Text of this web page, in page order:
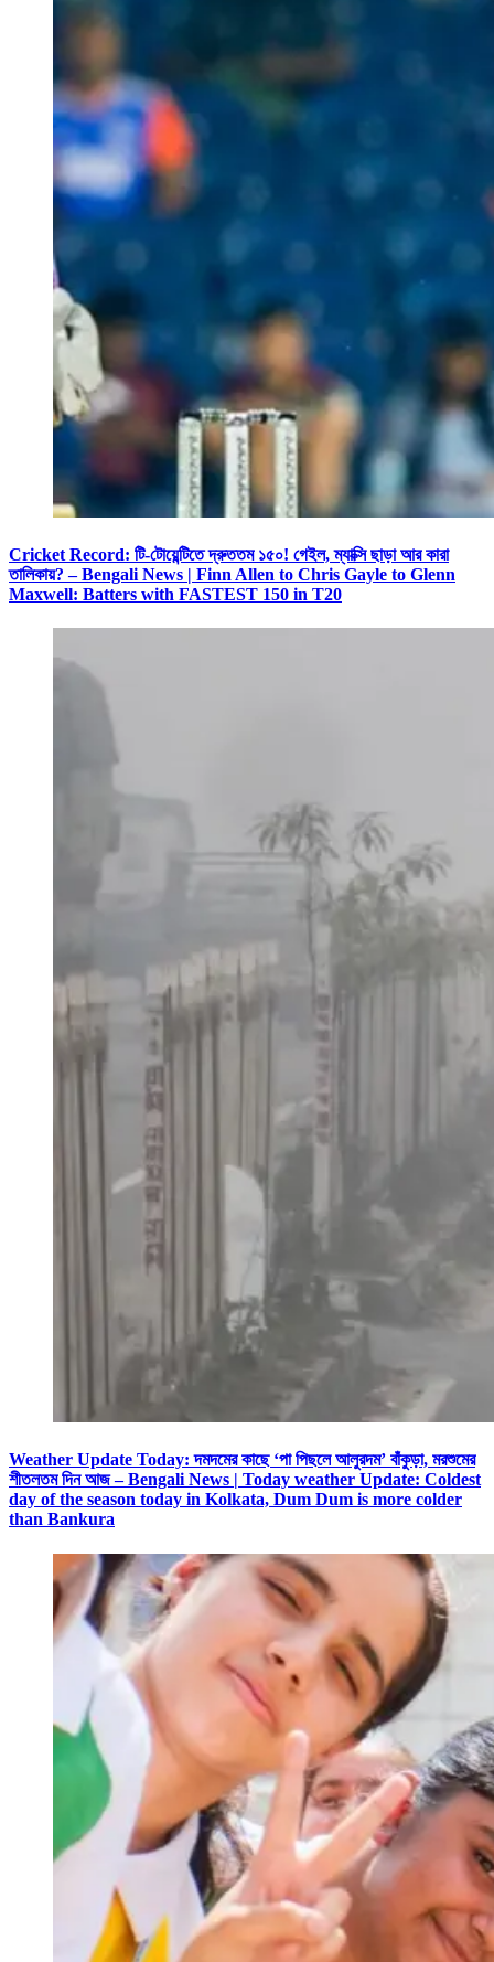
Cricket Record: টি-টোয়েন্টিতে দ্রুততম ১৫০! গেইল, ম্যাক্সি ছাড়া আর কারা
তালিকায়? – Bengali News | Finn Allen to Chris Gayle to Glenn
Maxwell: Batters with FASTEST 150 in T20
Weather Update Today: দমদমের কাছে ‘পা পিছলে আলুরদম’ বাঁকুড়া, মরশুমের
শীতলতম দিন আজ – Bengali News | Today weather Update: Coldest
day of the season today in Kolkata, Dum Dum is more colder
than Bankura